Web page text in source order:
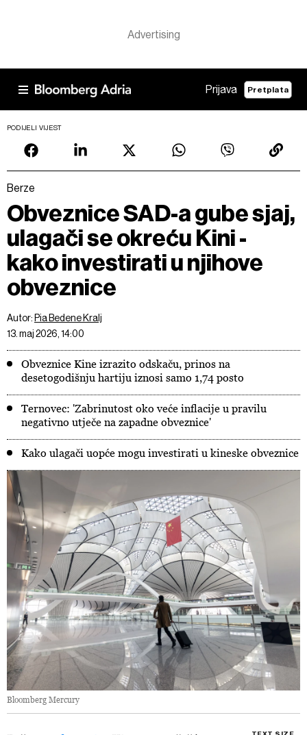
Prijava Pretplata
PODIJELI VIJEST
Berze
Obveznice SAD-a gube sjaj,
ulagači se okreću Kini -
kako investirati u njihove
obveznice
Autor: Pia Bedene Kralj
13. maj 2026, 14:00
Obveznice Kine izrazito odskaču, prinos na
desetogodišnju hartiju iznosi samo 1,74 posto
Ternovec: 'Zabrinutost oko veće inflacije u pravilu
negativno utječe na zapadne obveznice'
Kako ulagači uopće mogu investirati u kineske obveznice
Bloomberg Mercury